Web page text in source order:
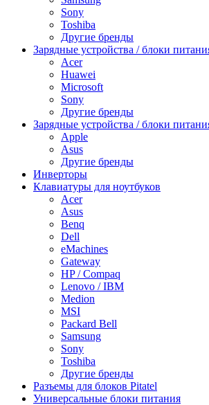
Sony
Toshiba
Другие бренды
Зарядные устройства / блоки
Acer
Huawei
Microsoft
Sony
Другие бренды
Зарядные устройства / блоки
Apple
Asus
Другие бренды
Инверторы
Клавиатуры для ноутбуков
Acer
Asus
Benq
Dell
eMachines
Gateway
HP / Compaq
Lenovo / IBM
Medion
MSI
Packard Bell
Samsung
Sony
Toshiba
Другие бренды
Разъемы для блоков Pitatel
Универсальные блоки питания